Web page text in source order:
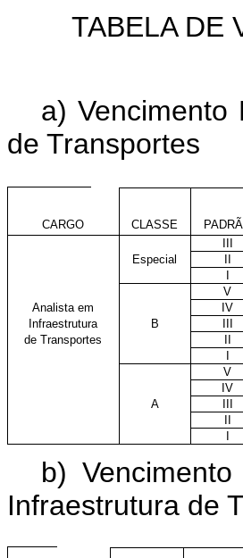
TABELA DE
a) Vencimento
de Transportes
CARGO CLASSE
III
Especial
II
I
V
Analista em
IV
Infraestrutura
B III
de Transportes
II
I
V
IV
A
III
II
I
b)
Infraestrutura de